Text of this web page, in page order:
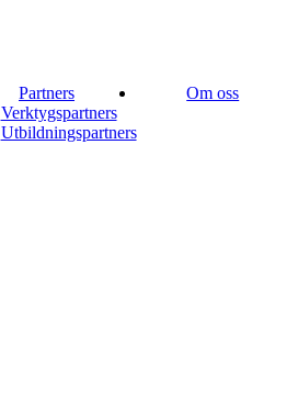
Partners
Verktygspartners
Utbildningspartners
Om oss